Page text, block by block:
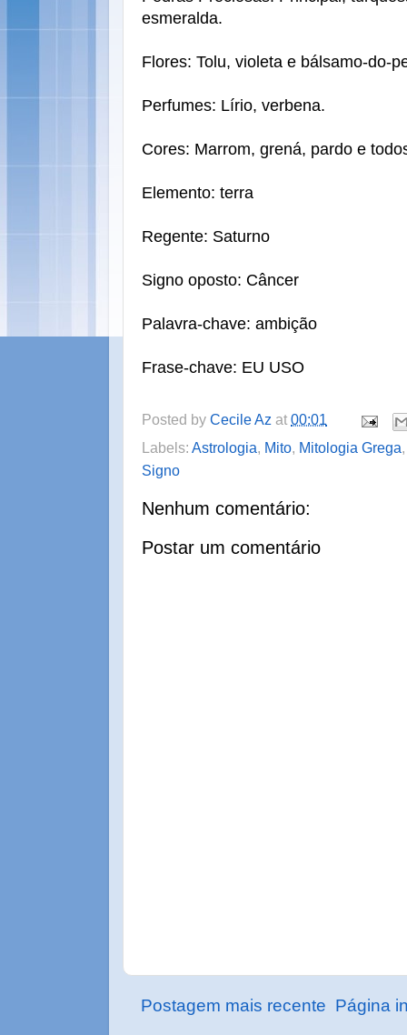
esmeralda.
Flores: Tolu, violeta e bálsamo-do-
Perfumes: Lírio, verbena.
Cores: Marrom, grená, pardo e
Elemento: terra
Regente: Saturno
Signo oposto: Câncer
Palavra-chave: ambição
Frase-chave: EU USO
Posted by Cecile Az at 00:01
Labels: Astrologia, Mito, Mitologia Grega
Signo
Nenhum comentário:
Postar um comentário
Postagem mais recente Página